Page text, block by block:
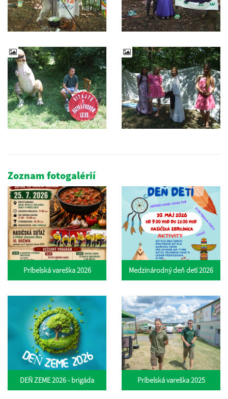
Zoznam fotogalérií
Príbelská vareška 2026 Medzinárodný deň detí 2026
DEŇ ZEME 2026 - brigáda Príbelská vareška 2025